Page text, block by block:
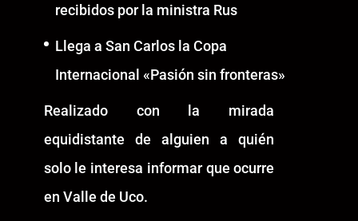
recibidos por la ministra Rus
Llega a San Carlos la Copa
Internacional «Pasión sin fronteras»
Realizado con la mirada
equidistante de alguien a quién
solo le interesa informar que ocurre
en Valle de Uco.